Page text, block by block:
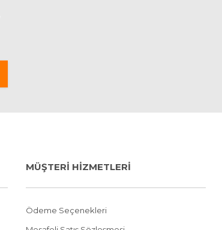
MÜŞTERİ HİZMETLERİ
Ödeme Seçenekleri